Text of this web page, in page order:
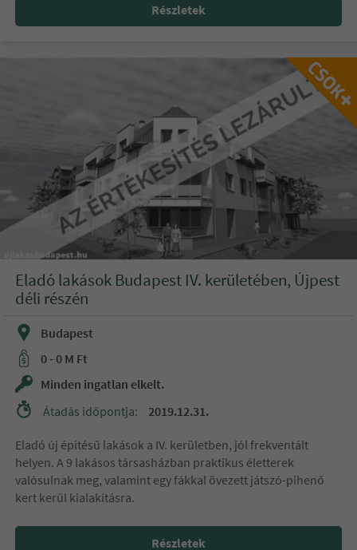
Részletek
Eladó lakások Budapest IV. kerületében, Újpest
déli részén
Budapest
0 - 0 M Ft
Minden ingatlan elkelt.
Átadás időpontja:
2019.12.31.
Eladó új építésű lakások a IV. kerületben, jól frekventált
helyen. A 9 lakásos társasházban praktikus életterek
valósulnak meg, valamint egy fákkal övezett játszó-pihenő
kert kerül kialakításra.
Részletek